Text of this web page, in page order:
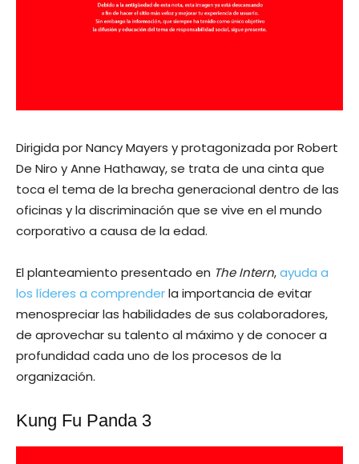
Dirigida por Nancy Mayers y protagonizada por Robert
De Niro y Anne Hathaway, se trata de una cinta que
toca el tema de la brecha generacional dentro de las
oficinas y la discriminación que se vive en el mundo
corporativo a causa de la edad.
El planteamiento presentado en The Intern,ayuda a
los líderes a comprenderla importancia de evitar
menospreciar las habilidades de sus colaboradores,
de aprovechar su talento al máximo y de conocer a
profundidad cada uno de los procesos de la
organización.
Kung Fu Panda 3